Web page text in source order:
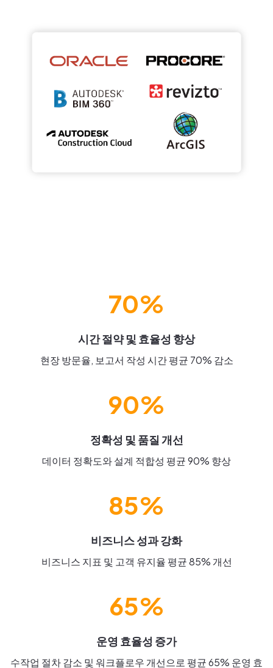
70%
시간 절약 및 효율성 향상
현장 방문율, 보고서 작성 시간 평균 70% 감소
90%
정확성 및 품질 개선
데이터 정확도와 설계 적합성 평균 90% 향상
85%
비즈니스 성과 강화
비즈니스 지표 및 고객 유지율 평균 85% 개선
65%
운영 효율성 증가
수작업 절차 감소 및 워크플로우 개선으로 평균 65% 운영 효